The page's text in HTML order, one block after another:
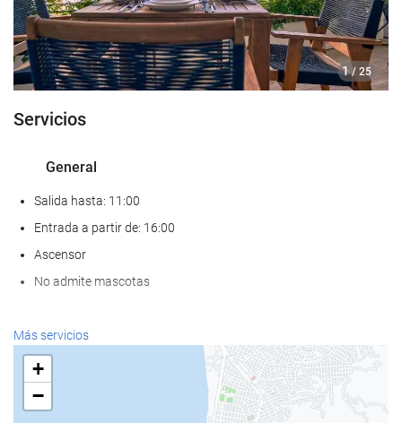
1 / 25
Servicios
General
Salida hasta: 11:00
Entrada a partir de: 16:00
Ascensor
No admite mascotas
Piscina
Piscina
Comida y bebida
Más servicios
+
−